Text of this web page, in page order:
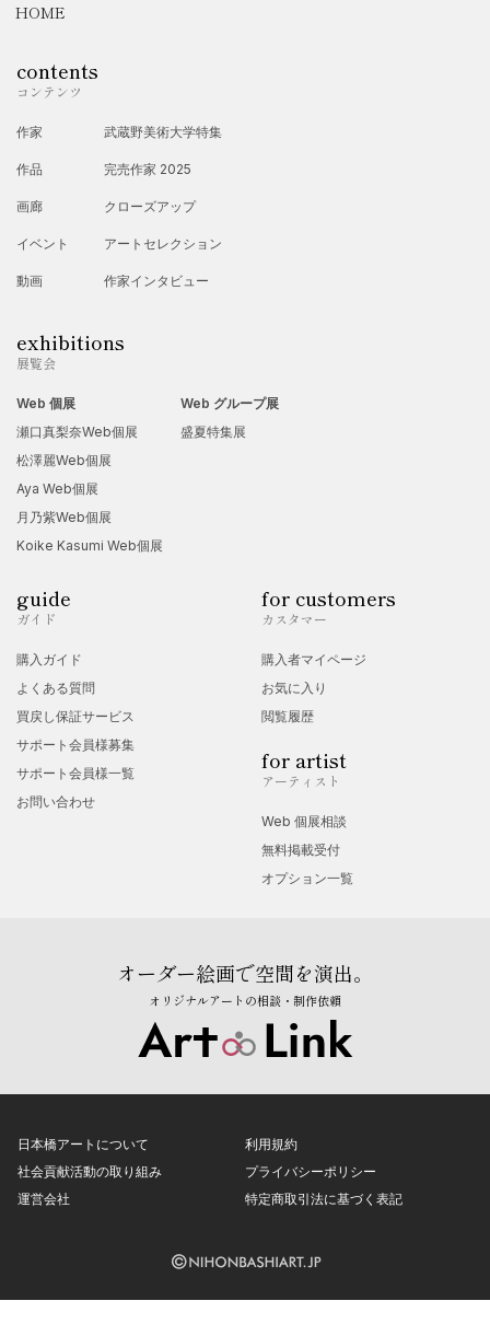
HOME
contents
コンテンツ
作家
作品
画廊
イベント
動画
武蔵野美術大学特集
完売作家 2025
クローズアップ
アートセレクション
作家インタビュー
exhibitions
展覧会
Web 個展
瀬口真梨奈Web個展
松澤麗Web個展
Aya Web個展
月乃紫Web個展
Koike Kasumi Web個展
Web グループ展
盛夏特集展
guide
ガイド
購入ガイド
よくある質問
買戻し保証サービス
サポート会員様募集
サポート会員様一覧
お問い合わせ
for customers
カスタマー
購入者マイページ
お気に入り
閲覧履歴
for artist
アーティスト
Web 個展相談
無料掲載受付
オプション一覧
オーダー絵画で空間を演出。
オリジナルアートの相談・制作依頼
日本橋アートについて
社会貢献活動の取り組み
運営会社
利用規約
プライバシーポリシー
特定商取引法に基づく表記